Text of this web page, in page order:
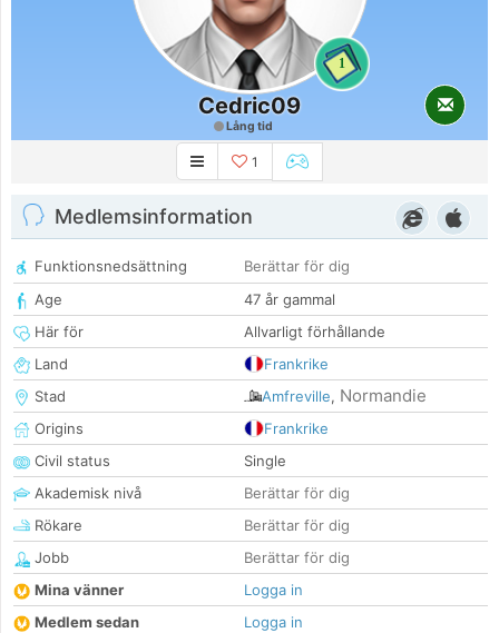
1
Cedric09
Lång tid
1
Medlemsinformation
Funktionsnedsättning
Berättar för dig
Age
47 år gammal
Här för
Allvarligt förhållande
Land
Frankrike
Stad
Amfreville, Normandie
Origins
Frankrike
Civil status
Single
Akademisk nivå
Berättar för dig
Rökare
Berättar för dig
Jobb
Berättar för dig
Mina vänner
Logga in
Medlem sedan
Logga in